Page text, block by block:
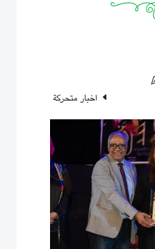
اخبار متحركة